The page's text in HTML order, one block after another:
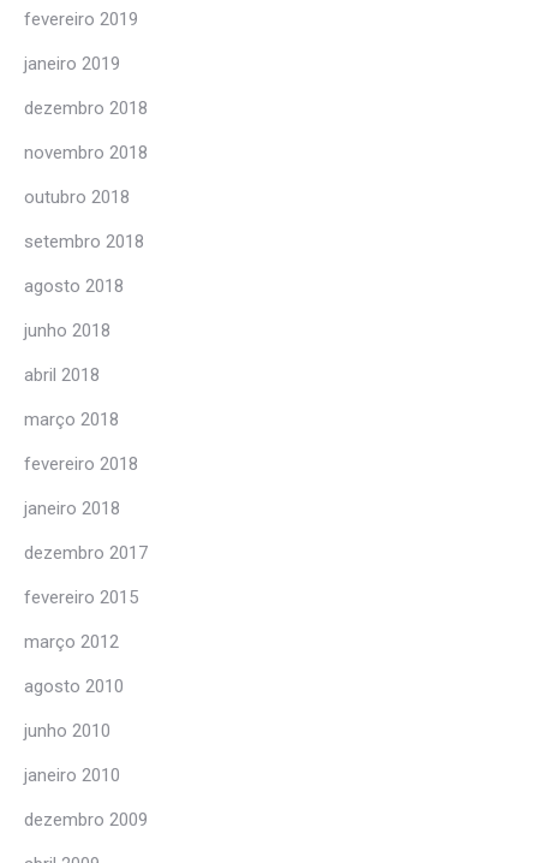
fevereiro 2019
janeiro 2019
dezembro 2018
novembro 2018
outubro 2018
setembro 2018
agosto 2018
junho 2018
abril 2018
março 2018
fevereiro 2018
janeiro 2018
dezembro 2017
fevereiro 2015
março 2012
agosto 2010
junho 2010
janeiro 2010
dezembro 2009